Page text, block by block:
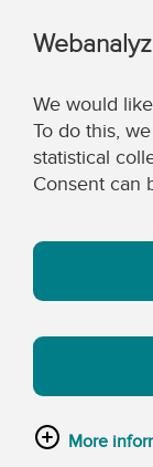
We would
To do this,
statistical
Consent can
More